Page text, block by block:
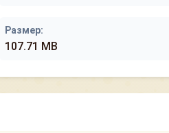
Размер:
107.71 MB